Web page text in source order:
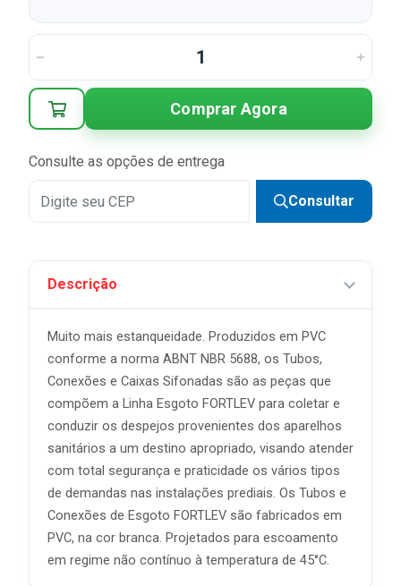
Comprar Agora
Consulte as opções de entrega
Consultar
Descrição
Muito mais estanqueidade. Produzidos em PVC
conforme a norma ABNT NBR 5688, os Tubos,
Conexões e Caixas Sifonadas são as peças que
compõem a Linha Esgoto FORTLEV para coletar e
conduzir os despejos provenientes dos aparelhos
sanitários a um destino apropriado, visando atender
com total segurança e praticidade os vários tipos
de demandas nas instalações prediais. Os Tubos e
Conexões de Esgoto FORTLEV são fabricados em
PVC, na cor branca. Projetados para escoamento
em regime não contínuo à temperatura de 45°C.